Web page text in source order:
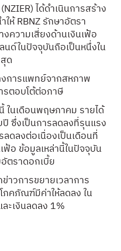
ได้ดำเนินการสร้าง
ให้ RBNZ รักษาอัตรา
ความเสี่ยงด้านเงินเฟ้อ
นด์ในปัจจุบันถือเป็นหนึ่งใน
ด
การแพทย์จากสหภาพ
รตอบโต้ต่อภาษี
ในเดือนพฤษภาคม รายได้
ซึ่งเป็นการลดลงที่รุนแรง
ดลงต่อเนื่องเป็นเดือนที่
ฟ้อ ข้อมูลเหล่านี้ในปัจจุบัน
ตราดอกเบี้ย
าวการขยายเวลาการ
ภคภัณฑ์มีค่าให้ลดลง ใน
ะเงินลดลง 1%